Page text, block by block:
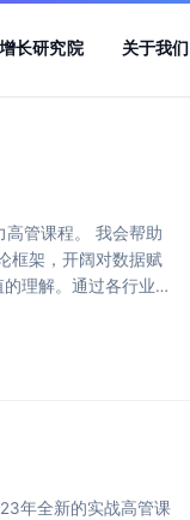
长研究院 关于我们
管课程。 我会帮助
框架，开阔对数据赋
理解。通过各行业
适合听这门课： 数
年全新的实战高管课